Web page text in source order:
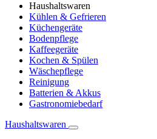
Haushaltswaren
Kühlen & Gefrieren
Küchengeräte
Bodenpflege
Kaffeegeräte
Kochen & Spülen
Wäschepflege
Reinigung
Batterien & Akkus
Gastronomiebedarf
Haushaltswaren